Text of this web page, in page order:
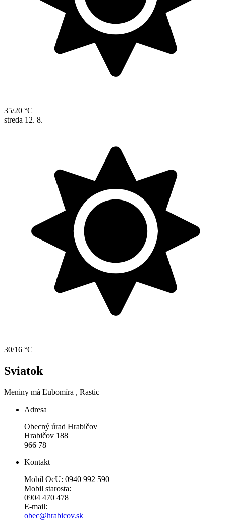
35/20 °C
streda 12. 8.
30/16 °C
Sviatok
Meniny má Ľubomíra , Rastic
Adresa
Obecný úrad Hrabičov
Hrabičov 188
966 78
Kontakt
Mobil OcU: 0940 992 590
Mobil starosta:
0904 470 478
E-mail:
obec@hrabicov.sk